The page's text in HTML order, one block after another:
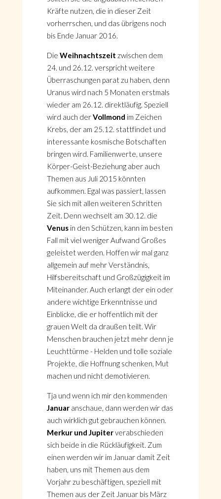
Kräfte nutzen, die in dieser Zeit
vorherrschen, und das übrigens noch
bis Ende Januar 2016.
Die Weihnachtszeit zwischen dem
24. und 26.12. verspricht weitere
Überraschungen parat zu haben, denn
Uranus wird nach 5 Monaten erstmals
wieder am 26.12. direktläufig. Speziell
wird auch derVollmond im Zeichen
Krebs, der am 25.12. stattfindet und
interessante kosmische Botschaften
bringen wird. Familienwerte, unsere
Körper-Geist-Beziehung aber auch
Themen aus Juli 2015 könnten
aufkommen. Egal was passiert, lassen
Sie sich mit allen weiteren Schritten
Zeit. Denn wechselt am 30.12. die
Venusin den Schützen, kann im besten
Fall mit viel weniger Aufwand Großes
geleistet werden. Hoffen wir mal ganz
allgemein auf mehr Verständnis,
Hilfsbereitschaft und Großzügigkeit im
Miteinander. Auch erlangt der ein oder
andere wichtige Erkenntnisse und
Einblicke, die er hoffentlich mit der
grauen Welt da draußen teilt. Wir
Menschen brauchen jetzt mehr denn je
Leuchttürme - Helden und tolle soziale
Projekte, die Hoffnung schenken, Mut
machen und nicht demotivieren.
Tja und wenn ich mir den kommenden
Januaranschaue, dann werden wir das
auch wirklich gut gebrauchen können.
Merkur und Jupiterverabschieden
sich beide in die Rückläufigkeit. Zum
einen werden wir im Januar damit Zeit
haben, uns mit Themen aus dem
Vorjahr zu beschäftigen, speziell mit
Themen aus der Zeit Januar bis März